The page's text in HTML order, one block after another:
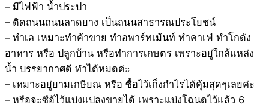
– มีไฟฟ้า น้ำประปา
– ติดถนนถนนลาดยาง เป็นถนนสาธารณประโยชน์
– ทำเล เหมาะทำค้าขาย ทำอพาร์ทเม้นท์ ทำคาเฟ่ ทำโกดัง
อาหาร หรือ ปลูกบ้าน หรือทำการเกษตร เพราะอยู่ใกล้แหล่ง
น้ำ บรรยากาศดี ทำได้หมดค่ะ
– เหมาะอยู่ยามเกษียณ หรือ ซื้อไว้เก็งกำไรได้คุ้มสุดๆเลยค่ะ
– หรือจะซือ้ไว้แบ่งแปลงขายได้ เพราะแบ่งโฉนดไว้แล้ว 6